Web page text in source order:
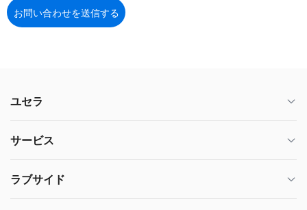
お問い合わせを送信する
ユセラ
サービス
ラブサイド